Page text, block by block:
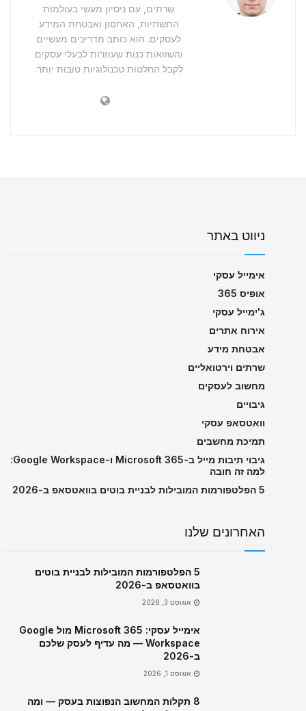
שרתים, עם ניסיון מעשי בעולמות
התשתיות, האחסון ואבטחת המידע
לעסקים. הוא כותב מדריכים מעשיים
והשוואות כנות שעוזרות לבעלי עסקים
לקבל החלטות טכנולוגיות טובות יותר.
ניווט באתר
אימייל עסקי
אופיס 365
ג'ימייל עסקי
אירוח אתרים
אבטחת מידע
שרתים וירטואליים
מחשוב לעסקים
גיבויים
וואטסאפ עסקי
תמיכת מחשבים
גיבוי תיבות מייל ב-Microsoft 365 ו-Google Workspace:
למה זה חובה
5 הפלטפורמות המובילות לבניית בוטים בוואטסאפ ב-2026
האחרונים שלנו
5 הפלטפורמות המובילות לבניית בוטים
בוואטסאפ ב-2026
אוגוסט 3, 2026
אימייל עסקי: Microsoft 365 מול Google
Workspace — מה עדיף לעסק שלכם
ב-2026
אוגוסט 1, 2026
8 תקלות המחשוב הנפוצות בעסק — ומה